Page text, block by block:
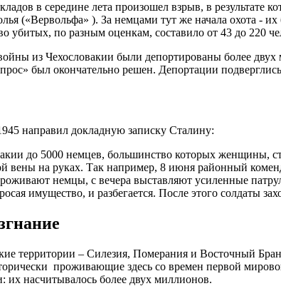
в середине лета произошел взрыв, в результате
(«Вервольфа» ). За немцами тут же начала охота -
убитых, по разным оценкам, составило от 43 до 220
из Чехословакии были депортированы более
был окончательно решен. Депортации
направил докладную записку Сталину:
до 5000 немцев, большинство которых женщины,
вены на руках. Так например, 8 июня районный
немцы, с вечера выставляют усиленные
имущество, и разбегается. После этого солдаты
территории – Силезия, Померания и Восточный
проживающие здесь со времен первой
их насчитывалось более двух миллионов.